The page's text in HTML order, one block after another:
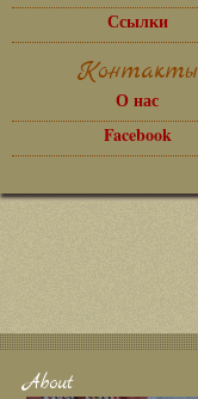
Ссылки
Контакты
О нас
Facebook
About